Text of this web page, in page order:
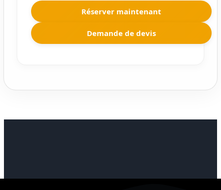
Réserver maintenant
Demande de devis